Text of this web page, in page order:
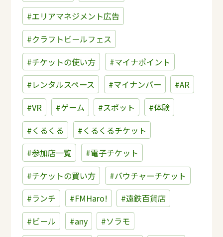
#エリアマネジメント広告
#クラフトビールフェス
#チケットの使い方
#マイナポイント
#レンタルスペース
#マイナンバー
#AR
#VR
#ゲーム #スポット
#体験
#くるくる
#くるくるチケット
#参加店一覧
#電子チケット
#チケットの買い方
#バウチャーチケット
#ランチ
#FMHaro!
#遠鉄百貨店
#ビール
#any
#ソラモ